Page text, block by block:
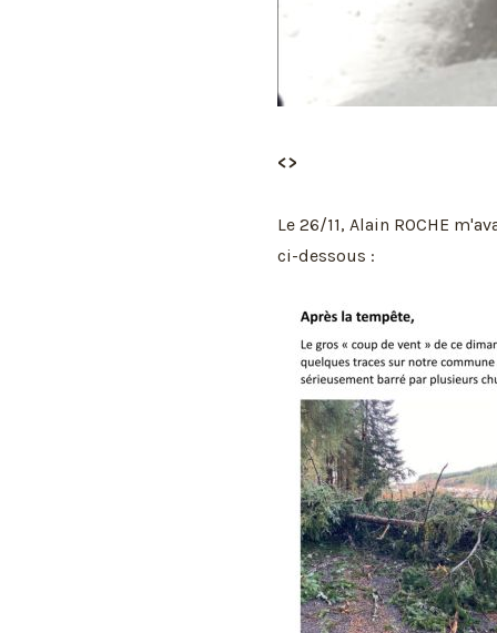
<>
Le 26/11, Alain ROCHE
ci-dessous :